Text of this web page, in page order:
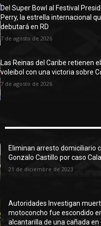
Del Super Bowl al Festival
Perry, la estrella internacional
debutará en RD
7 de agosto de 2026
Las Reinas del Caribe retienen
voleibol con una victoria sobre
7 de agosto de 2026
Eliminan arresto domiciliario
Gonzalo Castillo por caso
21 de diciembre de 2023
Autoridades Investigan
motoconcho fue escondido
alcantarilla de una cañada en